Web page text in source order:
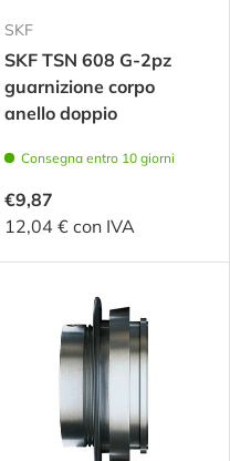
SKF
SKF TSN 608 G-2pz
guarnizione corpo
anello doppio
Consegna entro 10 giorni
€9,87
12,04 € con IVA